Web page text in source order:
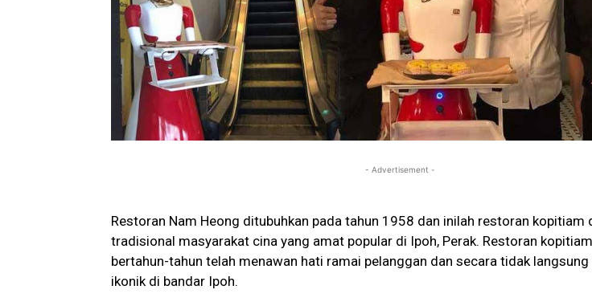
- Advertisement -
Restoran Nam Heong ditubuhkan pada tahun 1958 dan inilah restoran kopitiam
tradisional masyarakat cina yang amat popular di Ipoh, Perak. Restoran
bertahun-tahun telah menawan hati ramai pelanggan dan secara tidak
ikonik di bandar Ipoh.